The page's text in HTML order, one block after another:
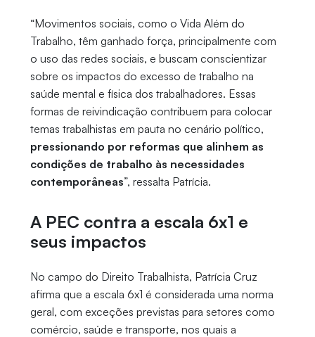
“Movimentos sociais, como o Vida Além do
Trabalho, têm ganhado força, principalmente com
o uso das redes sociais, e buscam conscientizar
sobre os impactos do excesso de trabalho na
saúde mental e física dos trabalhadores. Essas
formas de reivindicação contribuem para colocar
temas trabalhistas em pauta no cenário político,
pressionando por reformas que alinhem as
condições de trabalho às necessidades
contemporâneas”, ressalta Patrícia.
A PEC contra a escala 6x1 e
seus impactos
No campo do Direito Trabalhista, Patrícia Cruz
afirma que a escala 6x1 é considerada uma norma
geral, com exceções previstas para setores como
comércio, saúde e transporte, nos quais a